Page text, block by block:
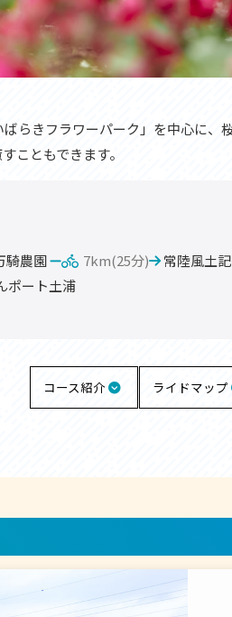
らきフラワーパーク」を中心に、
こともできます。
騎農園 7km(25分) 常陸風土
ポート土浦
コース紹介 ライドマップ